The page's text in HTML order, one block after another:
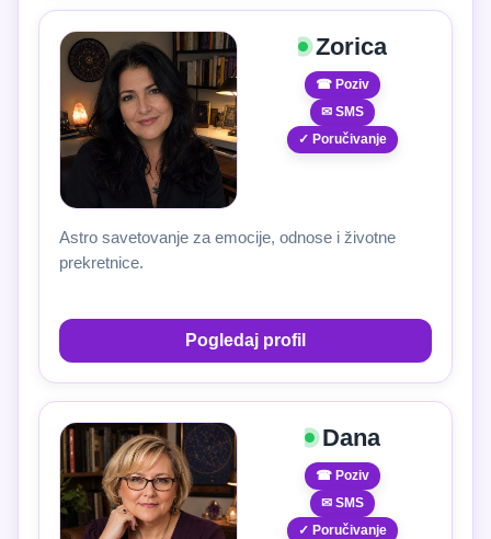
Zorica
☎ Poziv
✉ SMS
✓ Poručivanje
Astro savetovanje za emocije, odnose i životne
prekretnice.
Pogledaj profil
Dana
☎ Poziv
✉ SMS
✓ Poručivanje